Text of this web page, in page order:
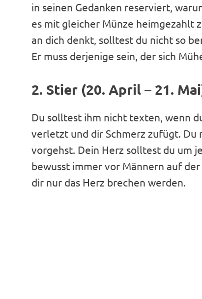
in seinen Gedanken reserviert,
es mit gleicher Münze heimgezahlt
an dich denkt, solltest du nicht so
Er muss derjenige sein, der sich
2. Stier (20. April – 21.
Du solltest ihm nicht texten, wenn
verletzt und dir Schmerz zufügt. Du
vorgehst. Dein Herz solltest du um
bewusst immer vor Männern auf
dir nur das Herz brechen werden.